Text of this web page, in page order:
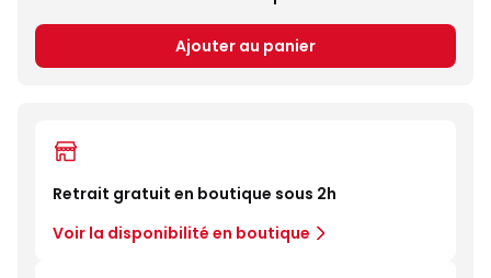
Ajouter au panier
Retrait gratuit en boutique sous 2h
Voir la disponibilité en boutique